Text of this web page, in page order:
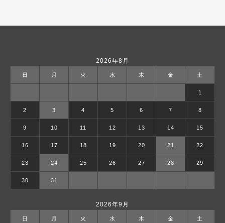
2026年8月
日 月 火 水 木 金 土
1
2 3 4 5 6 7 8
9 10 11 12 13 14 15
16 17 18 19 20 21 22
23 24 25 26 27 28 29
30 31
2026年9月
日 月 火 水 木 金 土